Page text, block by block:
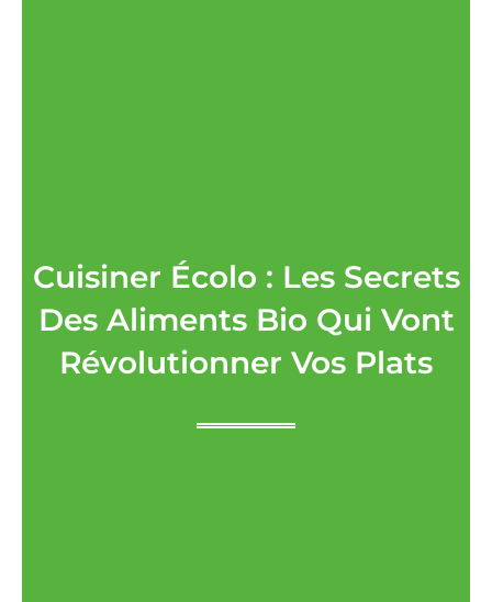
Cuisiner Écolo : Les Secrets
Des Aliments Bio Qui Vont
Révolutionner Vos Plats